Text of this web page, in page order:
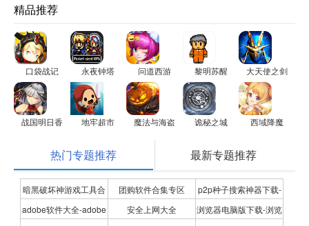
精品推荐
口袋战记 永夜钟塔 问道西游 黎明苏醒 大天使之剑
战国明日香 地牢超市 魔法与海盗 诡秘之城 西域降魔
热门专题推荐 最新专题推荐
暗黑破坏神游戏工具合
集
团购软件合集专区
p2p种子搜索神器下载-
P2P种子搜索神器专题
adobe软件大全-adobe
安全上网大全
浏览器电脑版下载-浏览